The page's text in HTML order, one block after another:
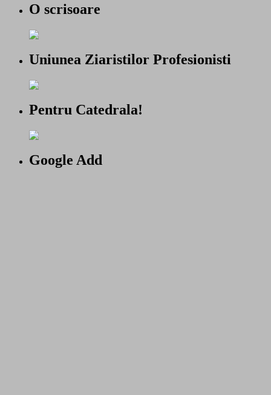
O scrisoare
Uniunea Ziaristilor Profesionisti
Pentru Catedrala!
Google Add